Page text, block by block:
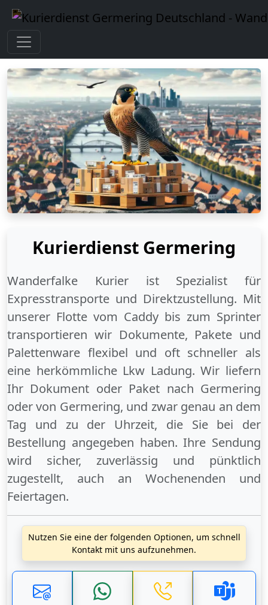
Kurierdienst Germering
Wanderfalke Kurier ist Spezialist für
Expresstransporte und Direktzustellung. Mit
unserer Flotte vom Caddy bis zum Sprinter
transportieren wir Dokumente, Pakete und
Palettenware flexibel und oft schneller als
eine herkömmliche Lkw Ladung. Wir liefern
Ihr Dokument oder Paket nach Germering
odervon Germering, und zwar genau an dem
Tag und zu der Uhrzeit, die Sie bei der
Bestellung angegeben haben. Ihre Sendung
wird sicher, zuverlässig und pünktlich
zugestellt, auch an Wochenenden und
Feiertagen.
Nutzen Sie eine der folgenden Optionen, um schnell
Kontakt mit uns aufzunehmen.